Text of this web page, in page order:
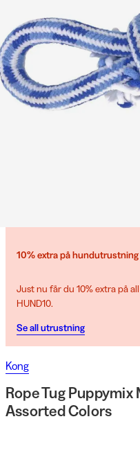
10% extra på hundutrustning
Just nu får du 10% extra på
HUND10.
Se all utrustning
Kong
Rope Tug Puppymix
Assorted Colors